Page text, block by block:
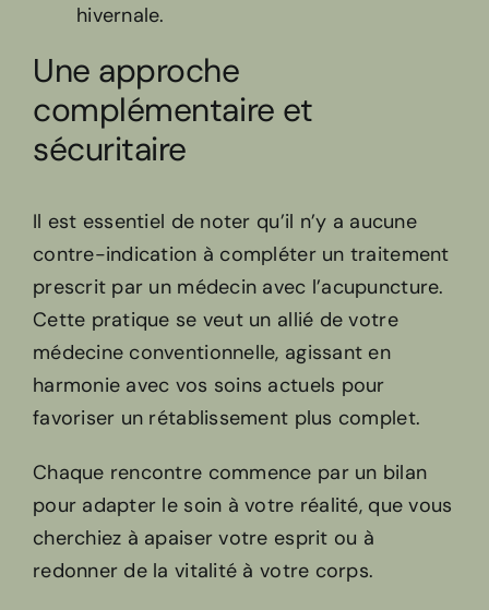
hivernale.
Une approche
complémentaire et
sécuritaire
Il est essentiel de noter qu’il n’y a aucune
contre-indication à compléter un traitement
prescrit par un médecin avec l’acupuncture.
Cette pratique se veut un allié de votre
médecine conventionnelle, agissant en
harmonie avec vos soins actuels pour
favoriser un rétablissement plus complet.
Chaque rencontre commence par un bilan
pour adapter le soin à votre réalité, que vous
cherchiez à apaiser votre esprit ou à
redonner de la vitalité à votre corps.